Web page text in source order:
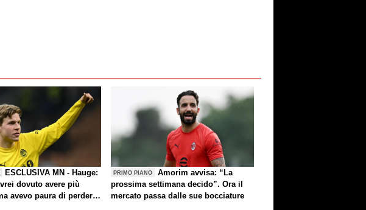
ESCLUSIVA MN - Hauge:
dovuto avere più
avevo paura di perdere
PRIMO PIANO
Amorim avvisa: “La
prossima settimana decido”. Ora il
mercato passa dalle sue bocciature